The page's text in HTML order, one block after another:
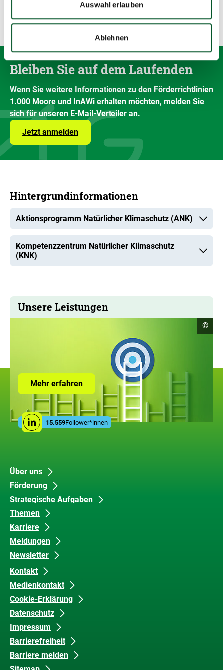
Auswahl erlauben
Ablehnen
Bleiben Sie auf dem Laufenden
Wenn Sie weitere Informationen zu den Förderrichtlinien
1.000 Moore und InAWi erhalten möchten, melden Sie
sich für unseren E-Mail-Verteiler an.
Jetzt anmelden
Hintergrundinformationen
Aktionsprogramm Natürlicher Klimaschutz (ANK)
Kompetenzzentrum Natürlicher Klimaschutz
(KNK)
Unsere Leistungen
Mehr erfahrenZur
Seite
den
Leistungen
der
ZUG
Social
MediaLinkedin
15.559Follower*innen
©
Unsere
Inhalte
Über uns
Förderung
Strategische Aufgaben
Themen
Karriere
Meldungen
Newsletter
Datenschutz
und
Barrierefreiheit
Kontakt
Medienkontakt
Cookie-Erklärung
Datenschutz
Impressum
Barrierefreiheit
Barriere melden